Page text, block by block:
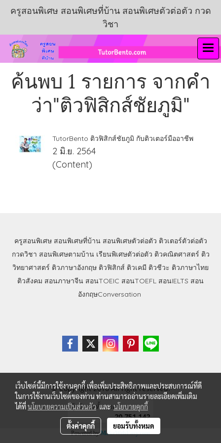
ครูสอนพิเศษ สอนพิเศษที่บ้าน สอนพิเศษตัวต่อตัว กวด
วิชา
ค้นพบ 1 รายการ จากคำ
ว่า"ติวฟิสิกส์ชัยภูมิ"
TutorBento ติวฟิสิกส์ชัยภูมิ กับติวเตอร์มืออาชีพ
2 มิ.ย. 2564
(Content)
ครูสอนพิเศษ สอนพิเศษที่บ้าน สอนพิเศษตัวต่อตัว ติวเตอร์ตัวต่อตัว
กวดวิชา สอนพิเศษตามบ้าน เรียนพิเศษตัวต่อตัว ติวคณิตศาสตร์ ติว
วิทยาศาสตร์ ติวภาษาอังกฤษ ติวฟิสิกส์ ติวเคมี ติวชีวะ ติวภาษาไทย
ติวสังคม สอนภาษาจีน สอนTOEIC สอนTOEFL สอนIELTS สอน
อังกฤษConversation
© Copyright 2016 All right reserved.
ผู้เข้าชมทั้งหมด
20,751,142
Powered byMakeWebEasy.com
เว็บไซต์นี้มีการใช้งานคุกกี้ เพื่อเพิ่มประสิทธิภาพและประสบการณ์ที่ดี
ในการใช้งานเว็บไซต์ของท่าน ท่านสามารถอ่านรายละเอียดเพิ่มเติม
ได้ที่นโยบายความเป็นส่วนตัวและนโยบายคุกกี้
ตั้งค่าคุกกี้ ยอมรับทั้งหมด